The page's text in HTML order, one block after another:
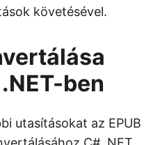
követésével.
ben
utasításokat az EPUB